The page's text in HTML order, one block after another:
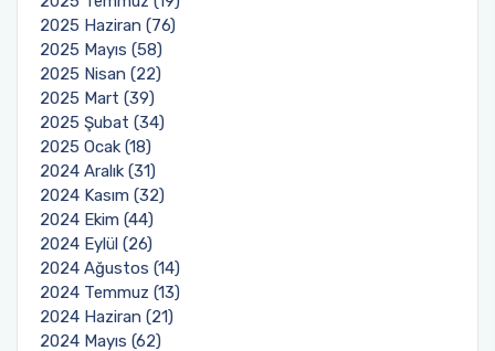
2025 Haziran (76)
2025 Mayıs (58)
2025 Nisan (22)
2025 Mart (39)
2025 Şubat (34)
2025 Ocak (18)
2024 Aralık (31)
2024 Kasım (32)
2024 Ekim (44)
2024 Eylül (26)
2024 Ağustos (14)
2024 Temmuz (13)
2024 Haziran (21)
2024 Mayıs (62)